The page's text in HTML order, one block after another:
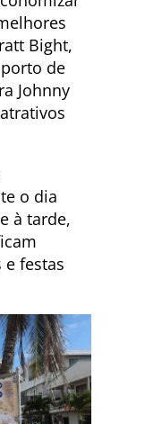
Bight,
de
Johnny
o dia
à tarde,
e festas